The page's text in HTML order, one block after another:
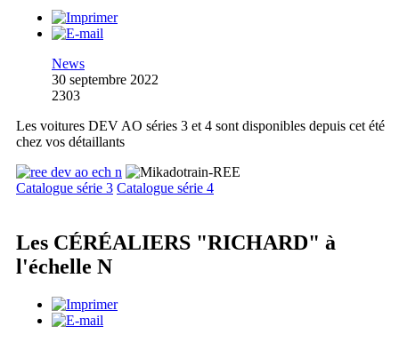
News
30 septembre 2022
2303
Les voitures DEV AO séries 3 et 4 sont disponibles depuis cet été
chez vos détaillants
Catalogue série 3 Catalogue série 4
Les CÉRÉALIERS "RICHARD" à
l'échelle N